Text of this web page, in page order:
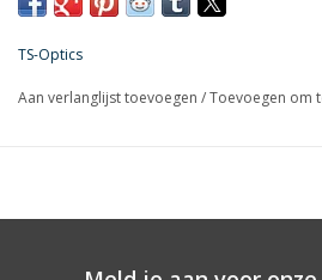
TSBAGEQ6 transportkoffer.
TS-Optics
Aan verlanglijst toevoegen /Toevoegen om